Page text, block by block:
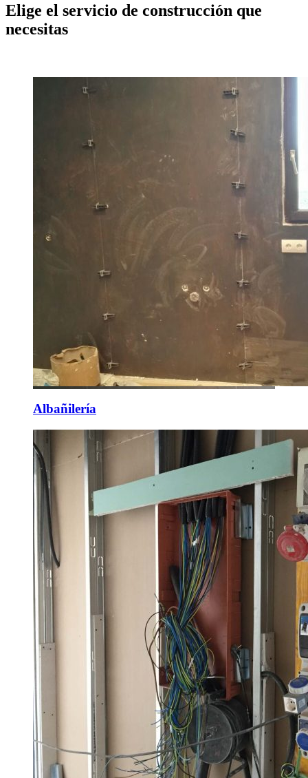
Elige el servicio de construcción que
necesitas
Albañilería